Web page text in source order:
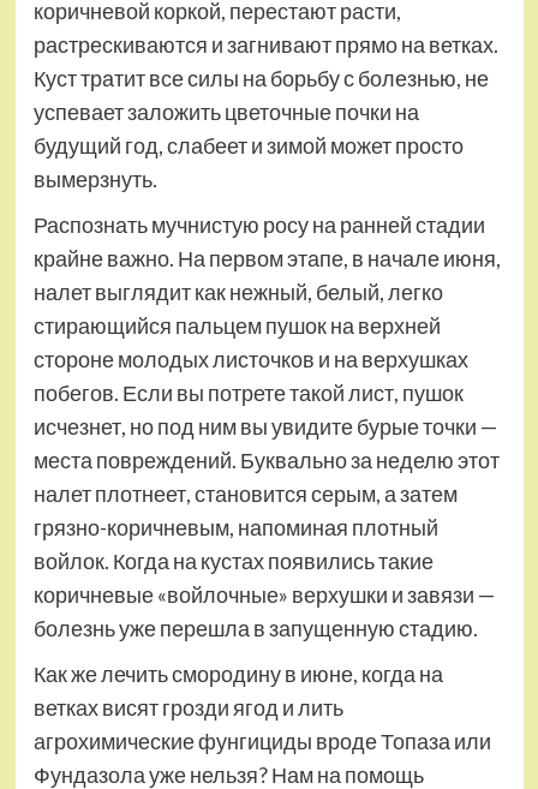
коричневой коркой, перестают расти,
растрескиваются и загнивают прямо на ветках.
Куст тратит все силы на борьбу с болезнью, не
успевает заложить цветочные почки на
будущий год, слабеет и зимой может просто
вымерзнуть.
Распознать мучнистую росу на ранней стадии
крайне важно. На первом этапе, в начале июня,
налет выглядит как нежный, белый, легко
стирающийся пальцем пушок на верхней
стороне молодых листочков и на верхушках
побегов. Если вы потрете такой лист, пушок
исчезнет, но под ним вы увидите бурые точки —
места повреждений. Буквально за неделю этот
налет плотнеет, становится серым, а затем
грязно-коричневым, напоминая плотный
войлок. Когда на кустах появились такие
коричневые «войлочные» верхушки и завязи —
болезнь уже перешла в запущенную стадию.
Как же лечить смородину в июне, когда на
ветках висят грозди ягод и лить
агрохимические фунгициды вроде Топаза или
Фундазола уже нельзя? Нам на помощь